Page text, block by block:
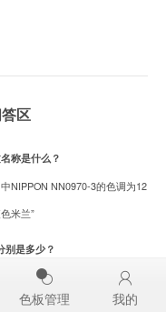
区
称是什么？
NIPPON NN0970-3的色调为12
米兰”
别是多少？
， Hex(十六进制色值)为
计算机模拟的颜色，实际生产
色板管理 我的